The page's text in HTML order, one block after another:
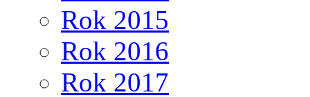
Rok 2015
Rok 2016
Rok 2017